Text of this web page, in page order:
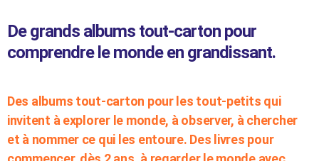
De grands albums tout-carton pour
comprendre le monde en grandissant.
Des albums tout-carton pour les tout-petits qui
invitent à explorer le monde, à observer, à chercher
et à nommer ce qui les entoure. Des livres pour